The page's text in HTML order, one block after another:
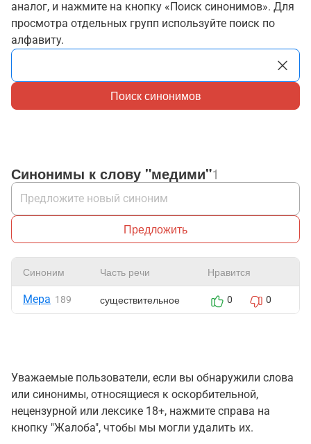
аналог, и нажмите на кнопку «Поиск синонимов». Для
просмотра отдельных групп используйте поиск по
алфавиту.
Поиск синонимов
Синонимы к слову "медими"1
Предложить
Синоним Часть речи Нравится
Мера 189 существительное 0 0
Уважаемые пользователи, если вы обнаружили слова
или синонимы, относящиеся к оскорбительной,
нецензурной или лексике 18+, нажмите справа на
кнопку "Жалоба", чтобы мы могли удалить их.